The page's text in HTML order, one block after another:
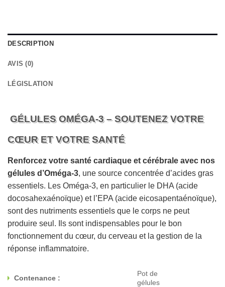
DESCRIPTION
AVIS (0)
LÉGISLATION
GÉLULES OMÉGA-3 – SOUTENEZ VOTRE
CŒUR ET VOTRE SANTÉ
Renforcez votre santé cardiaque et cérébrale avec nos
gélules d’Oméga-3, une source concentrée d’acides gras
essentiels. Les Oméga-3, en particulier le DHA (acide
docosahexaénoïque) et l’EPA (acide eicosapentaénoïque),
sont des nutriments essentiels que le corps ne peut
produire seul. Ils sont indispensables pour le bon
fonctionnement du cœur, du cerveau et la gestion de la
réponse inflammatoire.
Contenance :
Pot de
gélules